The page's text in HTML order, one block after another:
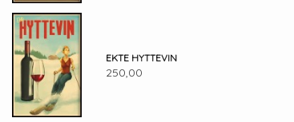
EKTE HYTTEVIN
250,00